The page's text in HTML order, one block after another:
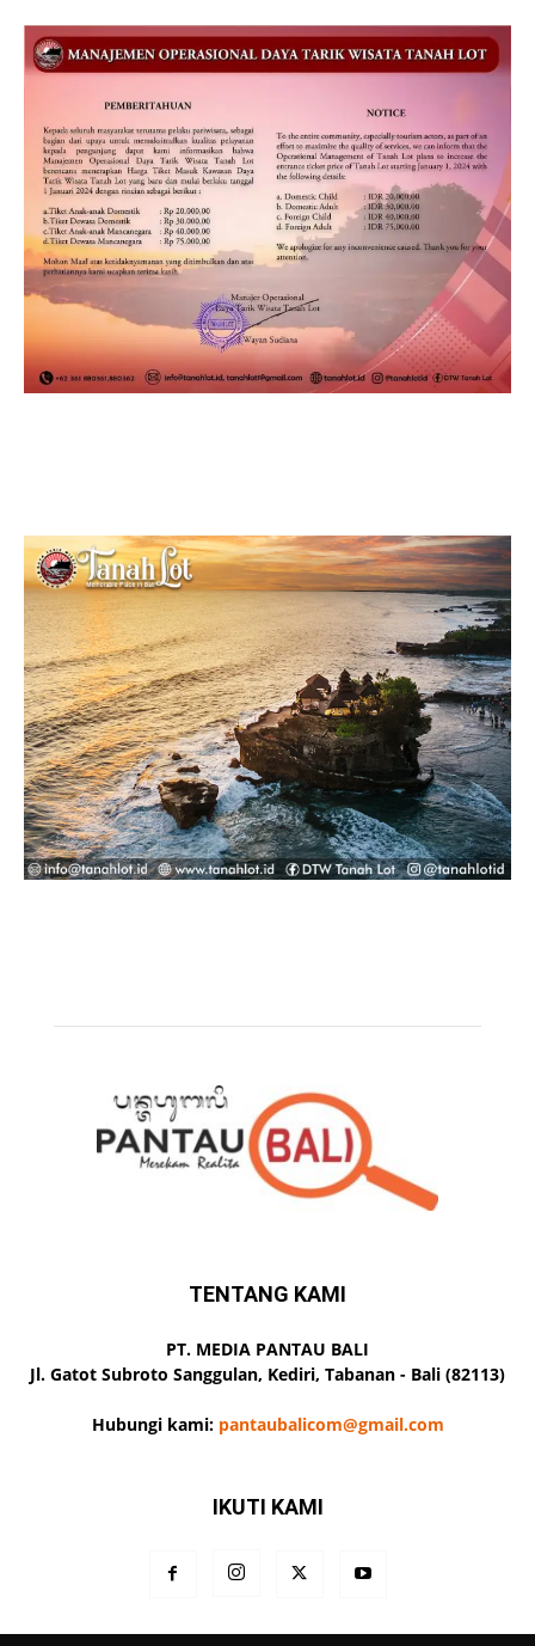
TENTANG KAMI
PT. MEDIA PANTAU BALI
Jl. Gatot Subroto Sanggulan, Kediri, Tabanan - Bali (82113)
Hubungi kami: pantaubalicom@gmail.com
IKUTI KAMI